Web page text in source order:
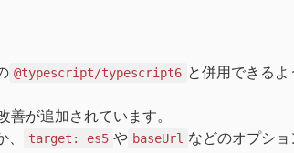
@typescript/typescript6 と併用できるよ
善が追加されています。
target: es5 や baseUrl などのオプシ